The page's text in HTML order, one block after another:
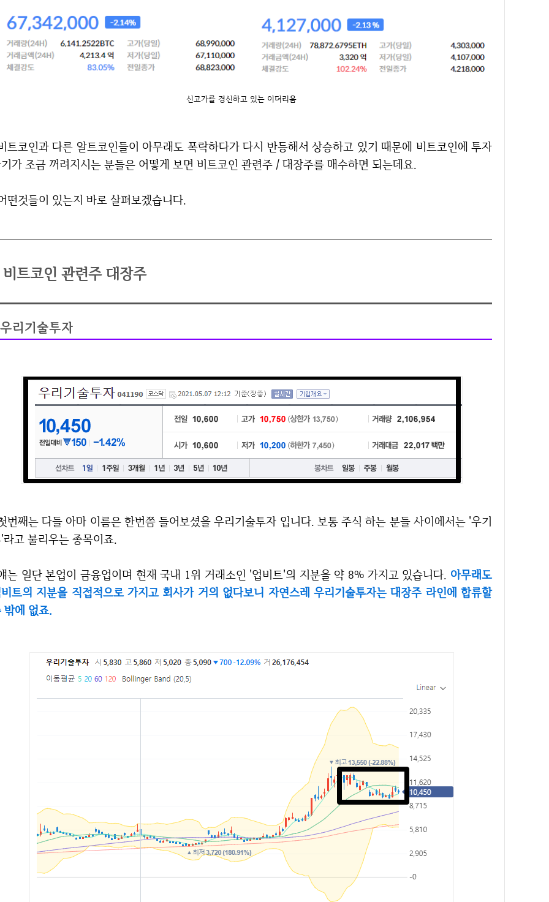
신고가를 경신하고 있는 이더리움
상승하고 있기 때문에 비트코인에 투자
가 조금 꺼려지시는 분들은 어떻게 보면 비트코인 관련주 / 대장주를 매수하면 되는데요.
어떤것들이 있는지 바로 살펴보겠습니다.
비트코인 관련주 대장주
우리기술투자
니다. 보통 주식 하는 분들 사이에서는 '우기
라고 불리우는 종목이죠.
얘는 일단 본업이 금융업이며 현재 국내 1위 거래소인 '업비트'의 지분을 약 8% 가지고 있습니다. 아무래도
트의 지분을 직접적으로 가지고 회사가 거의 없다보니 자연스레 우리기술투자는 대장주 라인에 합류할
밖에 없죠.